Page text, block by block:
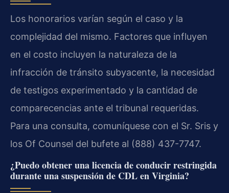
Los honorarios varían según el caso y la
complejidad del mismo. Factores que influyen
en el costo incluyen la naturaleza de la
infracción de tránsito subyacente, la necesidad
de testigos experimentado y la cantidad de
comparecencias ante el tribunal requeridas.
Para una consulta, comuníquese con el Sr. Sris y
los Of Counsel del bufete al (888) 437-7747.
¿Puedo obtener una licencia de conducir restringida
durante una suspensión de CDL en Virginia?